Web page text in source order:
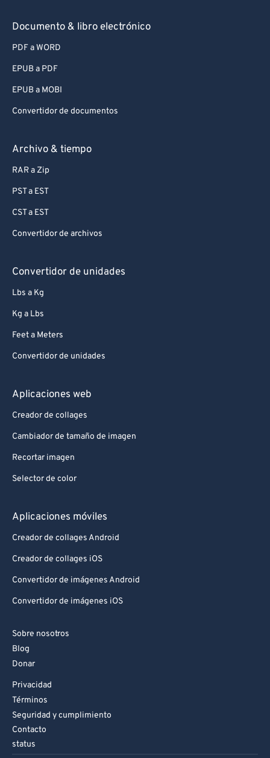
Documento & libro electrónico
PDF a WORD
EPUB a PDF
EPUB a MOBI
Convertidor de documentos
Archivo & tiempo
RAR a Zip
PST a EST
CST a EST
Convertidor de archivos
Convertidor de unidades
Lbs a Kg
Kg a Lbs
Feet a Meters
Convertidor de unidades
Aplicaciones web
Creador de collages
Cambiador de tamaño de imagen
Recortar imagen
Selector de color
Aplicaciones móviles
Creador de collages Android
Creador de collages iOS
Convertidor de imágenes Android
Convertidor de imágenes iOS
Sobre nosotros
Blog
Donar
Privacidad
Términos
Seguridad y cumplimiento
Contacto
status